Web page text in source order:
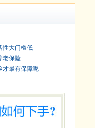
性大门槛低
老保险
才最有保障呢